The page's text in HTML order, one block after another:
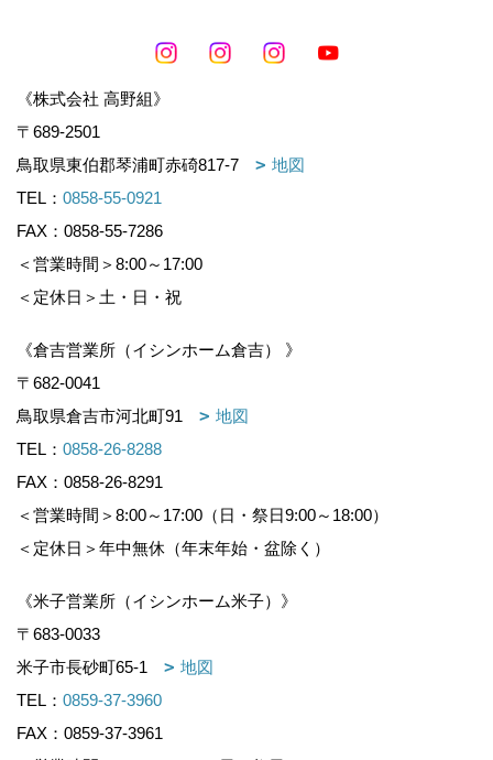
《株式会社 高野組》
〒689-2501
鳥取県東伯郡琴浦町赤碕817-7
地図
TEL： 0858-55-0921
FAX：0858-55-7286
＜営業時間＞8:00～17:00
＜定休日＞土・日・祝
《倉吉営業所（イシンホーム倉吉） 》
〒682-0041
鳥取県倉吉市河北町91
地図
TEL： 0858-26-8288
FAX：0858-26-8291
＜営業時間＞8:00～17:00（日・祭日9:00～18:00）
＜定休日＞年中無休（年末年始・盆除く）
《米子営業所（イシンホーム米子）》
〒683-0033
米子市長砂町65-1
地図
TEL： 0859-37-3960
FAX：0859-37-3961